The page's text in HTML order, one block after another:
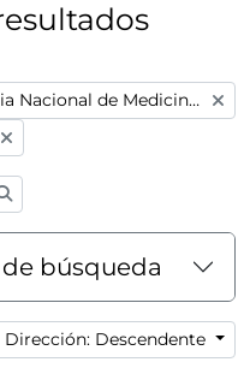
Académicos de la Real Academia Nacional de Medicina de España
búsqueda
Dirección: Descendente